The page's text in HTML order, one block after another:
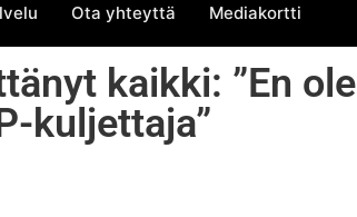
Ota yhteyttä Mediakortti
kaikki: ”En ole
kuljettaja”